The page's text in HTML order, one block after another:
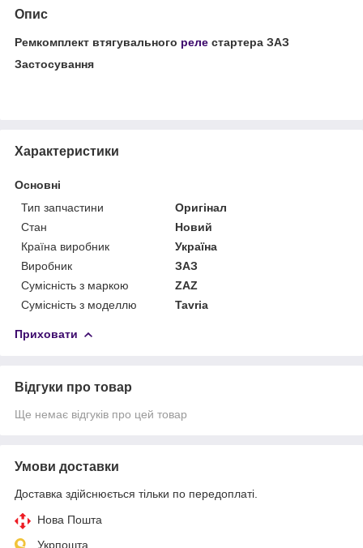
Опис
Ремкомплект втягувального реле стартера ЗАЗ
Застосування
Характеристики
Основні
Тип запчастини
Оригінал
Стан
Новий
Країна виробник
Україна
Виробник
ЗАЗ
Сумісність з маркою
ZAZ
Сумісність з моделлю
Tavria
Приховати
Відгуки про товар
Ще немає відгуків про цей товар
Умови доставки
Доставка здійснюється тільки по передоплаті.
Нова Пошта
Укрпошта